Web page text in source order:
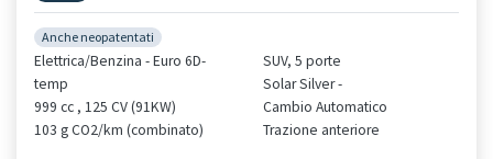
Anche neopatentati
Elettrica/Benzina - Euro 6D-
temp
999 cc , 125 CV (91KW)
103 g CO2/km (combinato)
SUV, 5 porte
Solar Silver -
Cambio Automatico
Trazione anteriore